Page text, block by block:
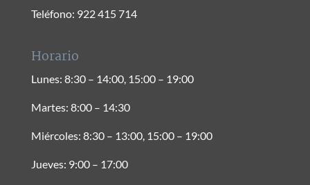
Teléfono: 922 415 714
Horario
Lunes: 8:30 – 14:00, 15:00 – 19:00
Martes: 8:00 – 14:30
Miércoles: 8:30 – 13:00, 15:00 – 19:00
Jueves: 9:00 – 17:00